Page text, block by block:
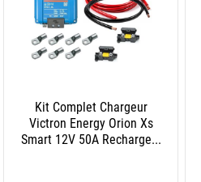
Kit Complet Chargeur
Victron Energy Orion Xs
Smart 12V 50A Recharge...